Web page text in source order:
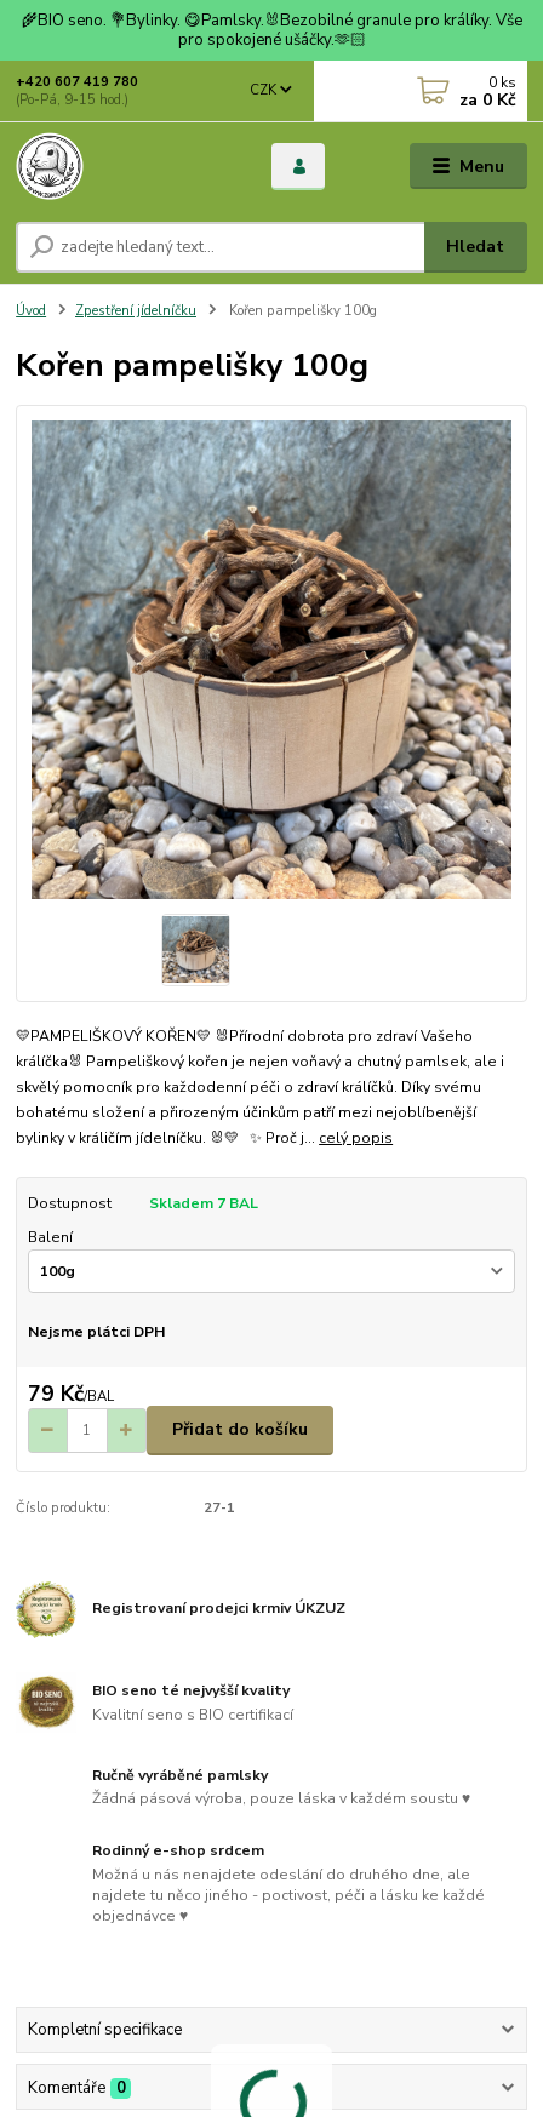
🌾BIO seno. 💐Bylinky. 😋Pamlsky.🐰Bezobilné granule pro králíky. Vše
pro spokojené ušáčky.🫶🏻
Menu
CZK
Hledat
+420 607 419 780
(Po-Pá, 9-15 hod.)
0 ks
za 0 Kč
Úvod Zpestření jídelníčku Kořen pampelišky 100g
Kořen pampelišky 100g
💛PAMPELIŠKOVÝ KOŘEN💛 🐰Přírodní dobrota pro zdraví Vašeho
králíčka🐰 Pampeliškový kořen je nejen voňavý a chutný pamlsek, ale i
skvělý pomocník pro každodenní péči o zdraví králíčků. Díky svému
bohatému složení a přirozeným účinkům patří mezi nejoblíbenější
bylinky v králičím jídelníčku. 🐰💛 ✨ Proč j... celý popis
Dostupnost
Skladem 7 BAL
Balení
Nejsme plátci DPH
79 Kč/BAL
Přidat do košíku
Číslo produktu: 27-1
Registrovaní prodejci krmiv ÚKZUZ
BIO seno té nejvyšší kvality
Kvalitní seno s BIO certifikací
Ručně vyráběné pamlsky
Žádná pásová výroba, pouze láska v každém soustu ♥
Rodinný e-shop srdcem
Možná u nás nenajdete odeslání do druhého dne, ale
najdete tu něco jiného - poctivost, péči a lásku ke každé
objednávce ♥
Kompletní specifikace
Komentáře 0